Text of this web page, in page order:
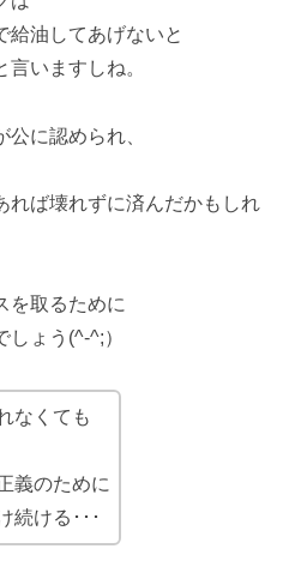
給油してあげないと
いますしね。
に認められ、
れば壊れずに済んだかもしれ
を取るために
ょう(^-^;）
なくても
義のために
続ける･･･